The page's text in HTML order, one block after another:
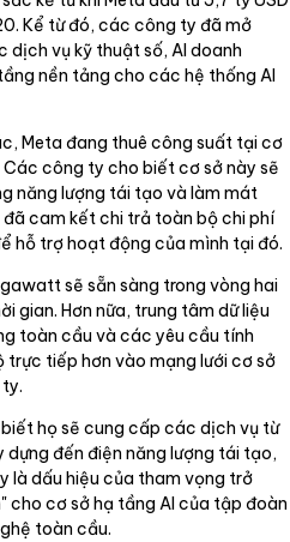
Kể từ đó, các công ty đã mở
dịch vụ kỹ thuật số, AI doanh
nền tảng cho các hệ thống AI
Meta đang thuê công suất tại cơ
Các công ty cho biết cơ sở này sẽ
năng lượng tái tạo và làm mát
đã cam kết chi trả toàn bộ chi phí
hỗ trợ hoạt động của mình tại đó.
sẽ sẵn sàng trong vòng hai
gian. Hơn nữa, trung tâm dữ liệu
toàn cầu và các yêu cầu tính
trực tiếp hơn vào mạng lưới cơ sở
họ sẽ cung cấp các dịch vụ từ
đến điện năng lượng tái tạo,
là dấu hiệu của tham vọng trở
cho cơ sở hạ tầng AI của tập đoàn
toàn cầu.